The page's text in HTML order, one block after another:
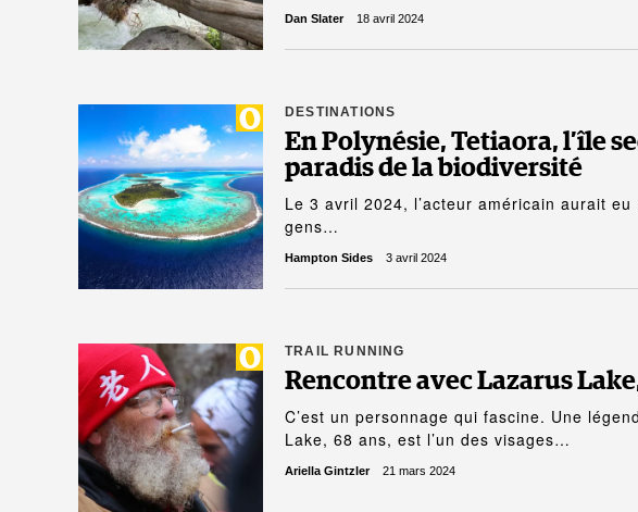
Dan Slater 18 avril 2024
DESTINATIONS
En Polynésie, Tetiaora, l’île
paradis de la biodiversité
Le 3 avril 2024, l’acteur américain aurait
gens…
Hampton Sides 3 avril 2024
TRAIL RUNNING
Rencontre avec Lazarus
C’est un personnage qui fascine. Une
Lake, 68 ans, est l’un des visages…
Ariella Gintzler 21 mars 2024